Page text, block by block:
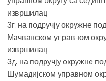
извршилац
3г. на подручју окружне
Мачванском управном
извршилац
3д. на подручју окружне
Шумадијском управном